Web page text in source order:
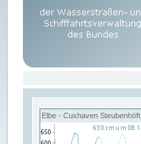
Elbe - Cuxhaven Steubenhöft